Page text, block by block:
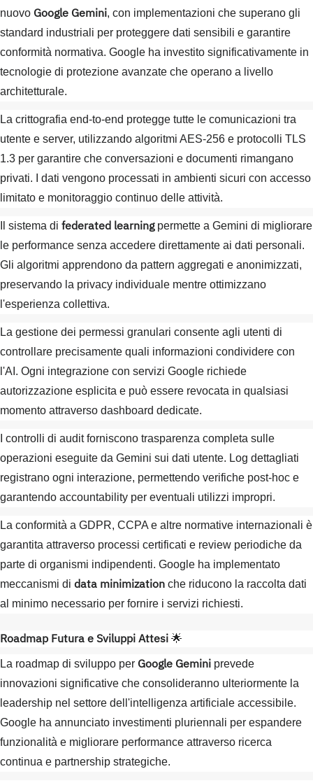
nuovo Google Gemini, con implementazioni che superano gli
standard industriali per proteggere dati sensibili e garantire
conformità normativa. Google ha investito significativamente in
tecnologie di protezione avanzate che operano a livello
architetturale.
La crittografia end-to-end protegge tutte le comunicazioni tra
utente e server, utilizzando algoritmi AES-256 e protocolli TLS
1.3 per garantire che conversazioni e documenti rimangano
privati. I dati vengono processati in ambienti sicuri con accesso
limitato e monitoraggio continuo delle attività.
Il sistema di federated learningpermette a Gemini di migliorare
le performance senza accedere direttamente ai dati personali.
Gli algoritmi apprendono da pattern aggregati e anonimizzati,
preservando la privacy individuale mentre ottimizzano
l'esperienza collettiva.
La gestione dei permessi granulari consente agli utenti di
controllare precisamente quali informazioni condividere con
l'AI. Ogni integrazione con servizi Google richiede
autorizzazione esplicita e può essere revocata in qualsiasi
momento attraverso dashboard dedicate.
I controlli di audit forniscono trasparenza completa sulle
operazioni eseguite da Gemini sui dati utente. Log dettagliati
registrano ogni interazione, permettendo verifiche post-hoc e
garantendo accountability per eventuali utilizzi impropri.
La conformità a GDPR, CCPA e altre normative internazionali è
garantita attraverso processi certificati e review periodiche da
parte di organismi indipendenti. Google ha implementato
meccanismi di data minimization che riducono la raccolta dati
al minimo necessario per fornire i servizi richiesti.
Roadmap Futura e Sviluppi Attesi🌟
La roadmap di sviluppo per Google Gemini prevede
innovazioni significative che consolideranno ulteriormente la
leadership nel settore dell'intelligenza artificiale accessibile.
Google ha annunciato investimenti pluriennali per espandere
funzionalità e migliorare performance attraverso ricerca
continua e partnership strategiche.